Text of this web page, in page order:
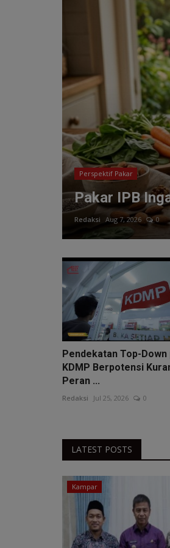
Perspektif Pakar
Pakar IPB
Redaksi Aug 7, 2026 0
Pendekatan Top-Down
KDMP Berpotensi
Peran ...
Redaksi Jul 25, 2026 0
LATEST POSTS
Kampar